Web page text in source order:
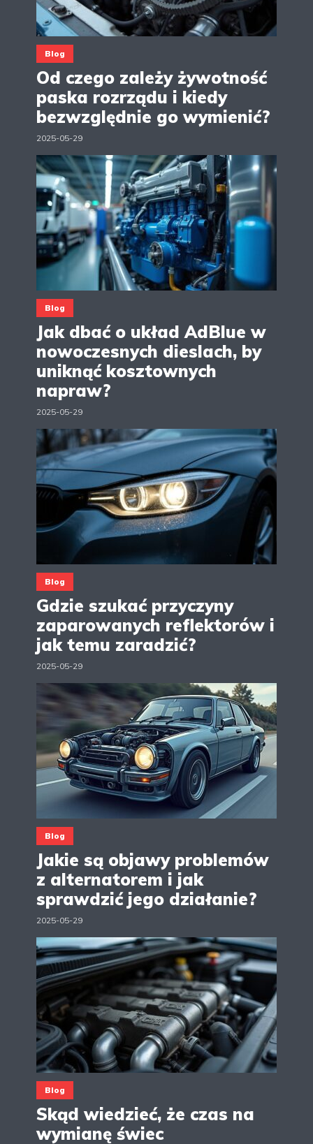
Blog
Od czego zależy żywotność
paska rozrządu i kiedy
bezwzględnie go wymienić?
2025-05-29
Blog
Jak dbać o układ AdBlue w
nowoczesnych dieslach, by
uniknąć kosztownych
napraw?
2025-05-29
Blog
Gdzie szukać przyczyny
zaparowanych reflektorów i
jak temu zaradzić?
2025-05-29
Blog
Jakie są objawy problemów
z alternatorem i jak
sprawdzić jego działanie?
2025-05-29
Blog
Skąd wiedzieć, że czas na
wymianę świec